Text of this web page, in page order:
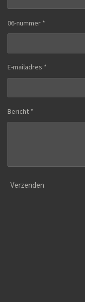
06-nummer *
E-mailadres *
Bericht *
Verzenden